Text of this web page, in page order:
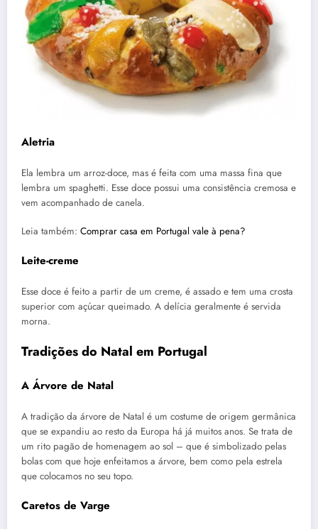
Aletria
Ela lembra um arroz-doce, mas é feita com uma massa fina que
lembra um spaghetti. Esse doce possui uma consistência cremosa e
vem acompanhado de canela.
Leia também: Comprar casa em Portugal vale à pena?
Leite-creme
Esse doce é feito a partir de um creme, é assado e tem uma crosta
superior com açúcar queimado. A delícia geralmente é servida
morna.
Tradições do Natal em Portugal
A Árvore de Natal
A tradição da árvore de Natal é um costume de origem germânica
que se expandiu ao resto da Europa há já muitos anos. Se trata de
um rito pagão de homenagem ao sol – que é simbolizado pelas
bolas com que hoje enfeitamos a árvore, bem como pela estrela
que colocamos no seu topo.
Caretos de Varge